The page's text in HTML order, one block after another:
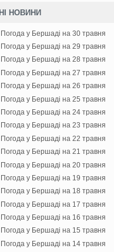
НОВИНИ
Погода у Бершаді на 30 травня
Погода у Бершаді на 29 травня
Погода у Бершаді на 28 травня
Погода у Бершаді на 27 травня
Погода у Бершаді на 26 травня
Погода у Бершаді на 25 травня
Погода у Бершаді на 24 травня
Погода у Бершаді на 23 травня
Погода у Бершаді на 22 травня
Погода у Бершаді на 21 травня
Погода у Бершаді на 20 травня
Погода у Бершаді на 19 травня
Погода у Бершаді на 18 травня
Погода у Бершаді на 17 травня
Погода у Бершаді на 16 травня
Погода у Бершаді на 15 травня
Погода у Бершаді на 14 травня